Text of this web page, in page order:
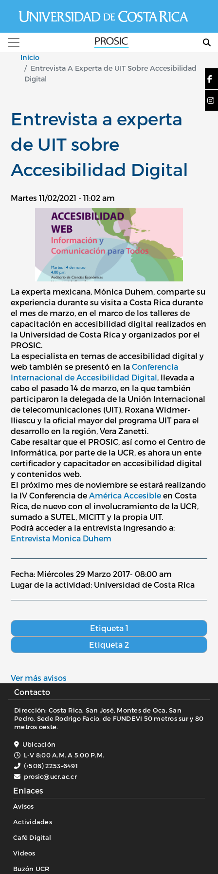
Inicio
Entrevista A Experta de UIT Sobre Accesibilidad
Digital
Entrevista a experta
de UIT sobre
Accesibilidad Digital
Martes 11/02/2021 - 11:02 am
La experta mexicana, Mónica Duhem, comparte su
experiencia durante su visita a Costa Rica durante
el mes de marzo, en el marco de los talleres de
capacitación en accesibilidad digital realizados en
la Universidad de Costa Rica y organizados por el
PROSIC.
La especialista en temas de accesibilidad digital y
web también se presentó en laConferencia
Internacional de Accesibilidad Digital , llevada a
cabo el pasado 14 de marzo, en la que también
participaron la delegada de la Unión Internacional
de telecomunicaciones (UIT), Roxana Widmer-
Iliescu y la oficial mayor del programa UIT para el
desarrollo en la región, Vera Zanetti.
Cabe resaltar que el PROSIC, así como el Centro de
Informática, por parte de la UCR, es ahora un ente
certificador y capacitador en accesibilidad digital
y contenidos web.
El próximo mes de noviembre se estará realizando
la IV Conferencia deAmérica Accesibleen Costa
Rica, de nuevo con el involucramiento de la UCR,
sumado a SUTEL, MICITT y la propia UIT.
Podrá acceder a la entrevista ingresando a:
Entrevista Monica Duhem
Fecha: Miércoles 29 Marzo 2017- 08:00 am
Lugar de la actividad: Universidad de Costa Rica
Etiqueta 1
Etiqueta 2
Ver más avisos
Contacto
Dirección: Costa Rica, San José, Montes de Oca, San
Pedro, Sede Rodrigo Facio, de FUNDEVI 50 metros sur y 80
metros oeste.
Ubicación
L-V 8:00 A.M. A 5:00 P.M.
(+506) 2253-6491
prosic@ucr.ac.cr
Enlaces
Avisos
Actividades
Café Digital
Videos
Buzón UCR